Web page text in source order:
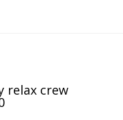
relax crew